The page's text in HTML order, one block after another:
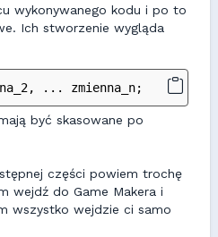
wykonywanego kodu i po to
Ich stworzenie wygląda
... zmienna_n;
być skasowane po
części powiem trochę
wejdź do Game Makera i
wszystko wejdzie ci samo